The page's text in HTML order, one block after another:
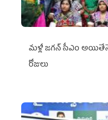
మళ్లీ జగన్ సీఎం
రోజులు